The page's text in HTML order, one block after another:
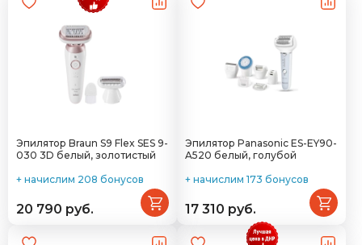
Эпилятор Braun S9 Flex SES 9-
030 3D белый, золотистый
+ начислим 208 бонусов
20 790 руб.
Эпилятор Panasonic ES-EY90-
A520 белый, голубой
+ начислим 173 бонусов
17 310 руб.